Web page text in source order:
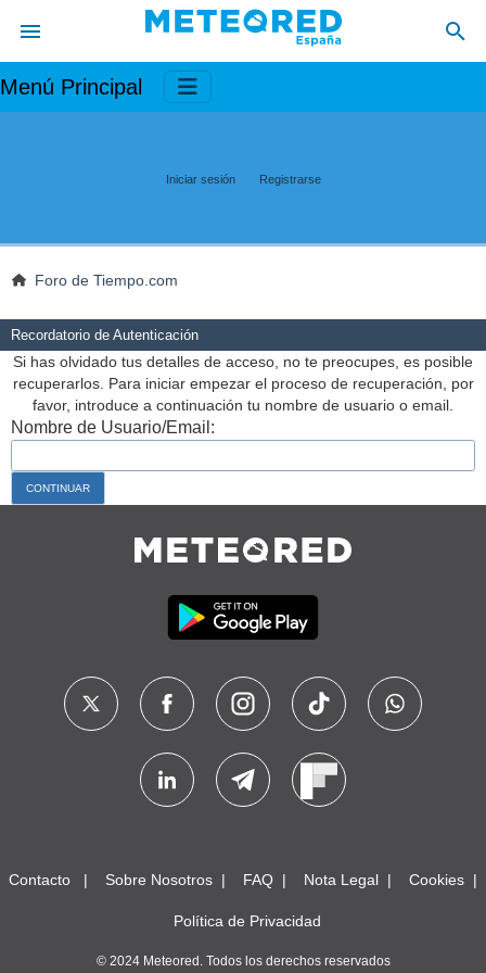
Menú Principal
Iniciar sesión Registrarse
Foro de Tiempo.com
Recordatorio de Autenticación
Si has olvidado tus detalles de acceso, no te preocupes, es posible
recuperarlos. Para iniciar empezar el proceso de recuperación, por
favor, introduce a continuación tu nombre de usuario o email.
Nombre de Usuario/Email:
Contacto Sobre Nosotros FAQ Nota Legal Cookies
Política de Privacidad
© 2024 Meteored. Todos los derechos reservados